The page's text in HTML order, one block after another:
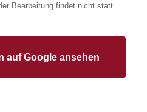
Bearbeitung findet nicht statt.
auf Google ansehen